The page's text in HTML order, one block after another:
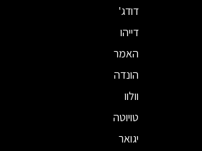
דודג'
דייהו
האמר
הונדה
וולוו
טויוטה
יגואר